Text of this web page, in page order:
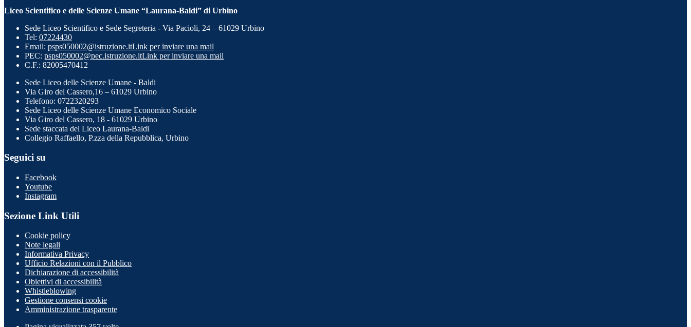
Liceo Scientifico e delle Scienze Umane “Laurana-Baldi” di Urbino
Sede Liceo Scientifico e Sede Segreteria - Via Pacioli, 24 – 61029 Urbino
Tel: 07224430
Email: psps050002@istruzione.itLink per inviare una mail
PEC: psps050002@pec.istruzione.itLink per inviare una mail
C.F.: 82005470412
Sede Liceo delle Scienze Umane - Baldi
Via Giro del Cassero,16 – 61029 Urbino
Telefono: 0722320293
Sede Liceo delle Scienze Umane Economico Sociale
Via Giro del Cassero, 18 - 61029 Urbino
Sede staccata del Liceo Laurana-Baldi
Collegio Raffaello, P.zza della Repubblica, Urbino
Seguici su
Facebook
Youtube
Instagram
Sezione Link Utili
Cookie policy
Note legali
Informativa Privacy
Ufficio Relazioni con il Pubblico
Dichiarazione di accessibilità
Obiettivi di accessibilità
Whistleblowing
Gestione consensi cookie
Amministrazione trasparente